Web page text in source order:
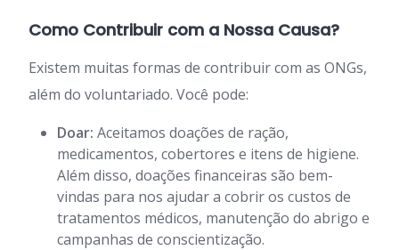
Como Contribuir com a Nossa Causa?
Existem muitas formas de contribuir com as ONGs,
além do voluntariado. Você pode:
Doar: Aceitamos doações de ração,
medicamentos, cobertores e itens de higiene.
Além disso, doações financeiras são bem-
vindas para nos ajudar a cobrir os custos de
tratamentos médicos, manutenção do abrigo e
campanhas de conscientização.